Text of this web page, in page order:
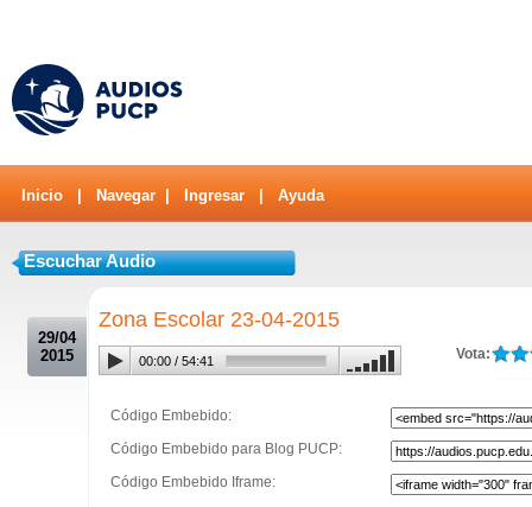
Inicio Navegar Ingresar Ayuda
Escuchar Audio
29/04
2015
Zona Escolar 23-04-2015
Vota:
00:00 / 54:41
Código Embebido:
Código Embebido para Blog PUCP:
Código Embebido Iframe: